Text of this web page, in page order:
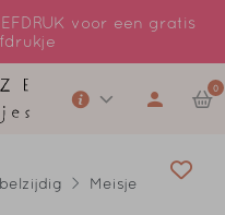
voor een gratis
0
Meisje